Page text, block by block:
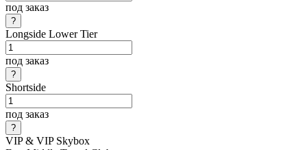
под заказ
Longside Lower Tier
под заказ
Shortside
под заказ
VIP & VIP Skybox